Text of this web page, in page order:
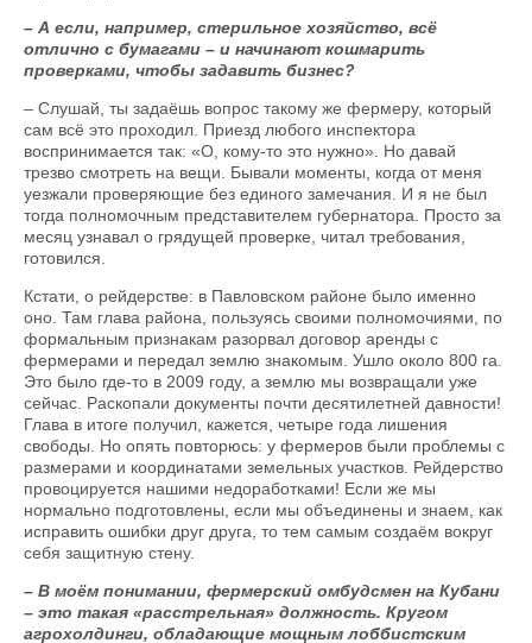
– А если, например, стерильное хозяйство, всё
отлично с бумагами – и начинают кошмарить
проверками, чтобы задавить бизнес?
– Слушай, ты задаёшь вопрос такому же фермеру, который
сам всё это проходил. Приезд любого инспектора
воспринимается так: «О, кому-то это нужно». Но давай
трезво смотреть на вещи. Бывали моменты, когда от меня
уезжали проверяющие без единого замечания. И я не был
тогда полномочным представителем губернатора. Просто за
месяц узнавал о грядущей проверке, читал требования,
готовился.
Кстати, о рейдерстве: в Павловском районе было именно
оно. Там глава района, пользуясь своими полномочиями, по
формальным признакам разорвал договор аренды с
фермерами и передал землю знакомым. Ушло около 800 га.
Это было где-то в 2009 году, а землю мы возвращали уже
сейчас. Раскопали документы почти десятилетней давности!
Глава в итоге получил, кажется, четыре года лишения
свободы. Но опять повторюсь: у фермеров были проблемы с
размерами и координатами земельных участков. Рейдерство
провоцируется нашими недоработками! Если же мы
нормально подготовлены, если мы объединены и знаем, как
исправить ошибки друг друга, то тем самым создаём вокруг
себя защитную стену.
– В моём понимании, фермерский омбудсмен на Кубани
– это такая «расстрельная» должность. Кругом
агрохолдинги, обладающие мощным лоббистским